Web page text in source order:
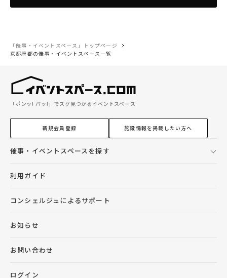
「催事・イベントスペース」トップページ
京都府都の催事・イベントスペース一覧
「ポンッ! パッ!」でスグ見つかるイベントスペース
新規会員登録 施設情報を掲載したい方へ
催事・イベントスペースを探す
利用ガイド
コンシェルジュによるサポート
お知らせ
お問い合わせ
ログイン